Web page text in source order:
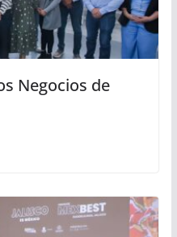
Negocios de